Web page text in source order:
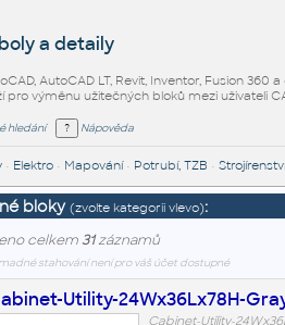
a detaily
AutoCAD LT, Revit, Inventor, Fusion 360
pro výměnu užitečných bloků mezi uživateli
hledání Nápověda
• Elektro• Mapování• Potrubí, TZB • Strojírenství
bloky (zvolte kategorii vlevo):
celkem 31záznamů
stahování není pro váš účet dostupné
Utility-24Wx36Lx78H-
Cabinet-Utility-